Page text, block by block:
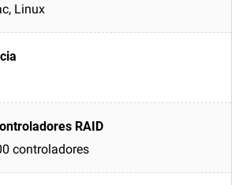
Linux
controladores